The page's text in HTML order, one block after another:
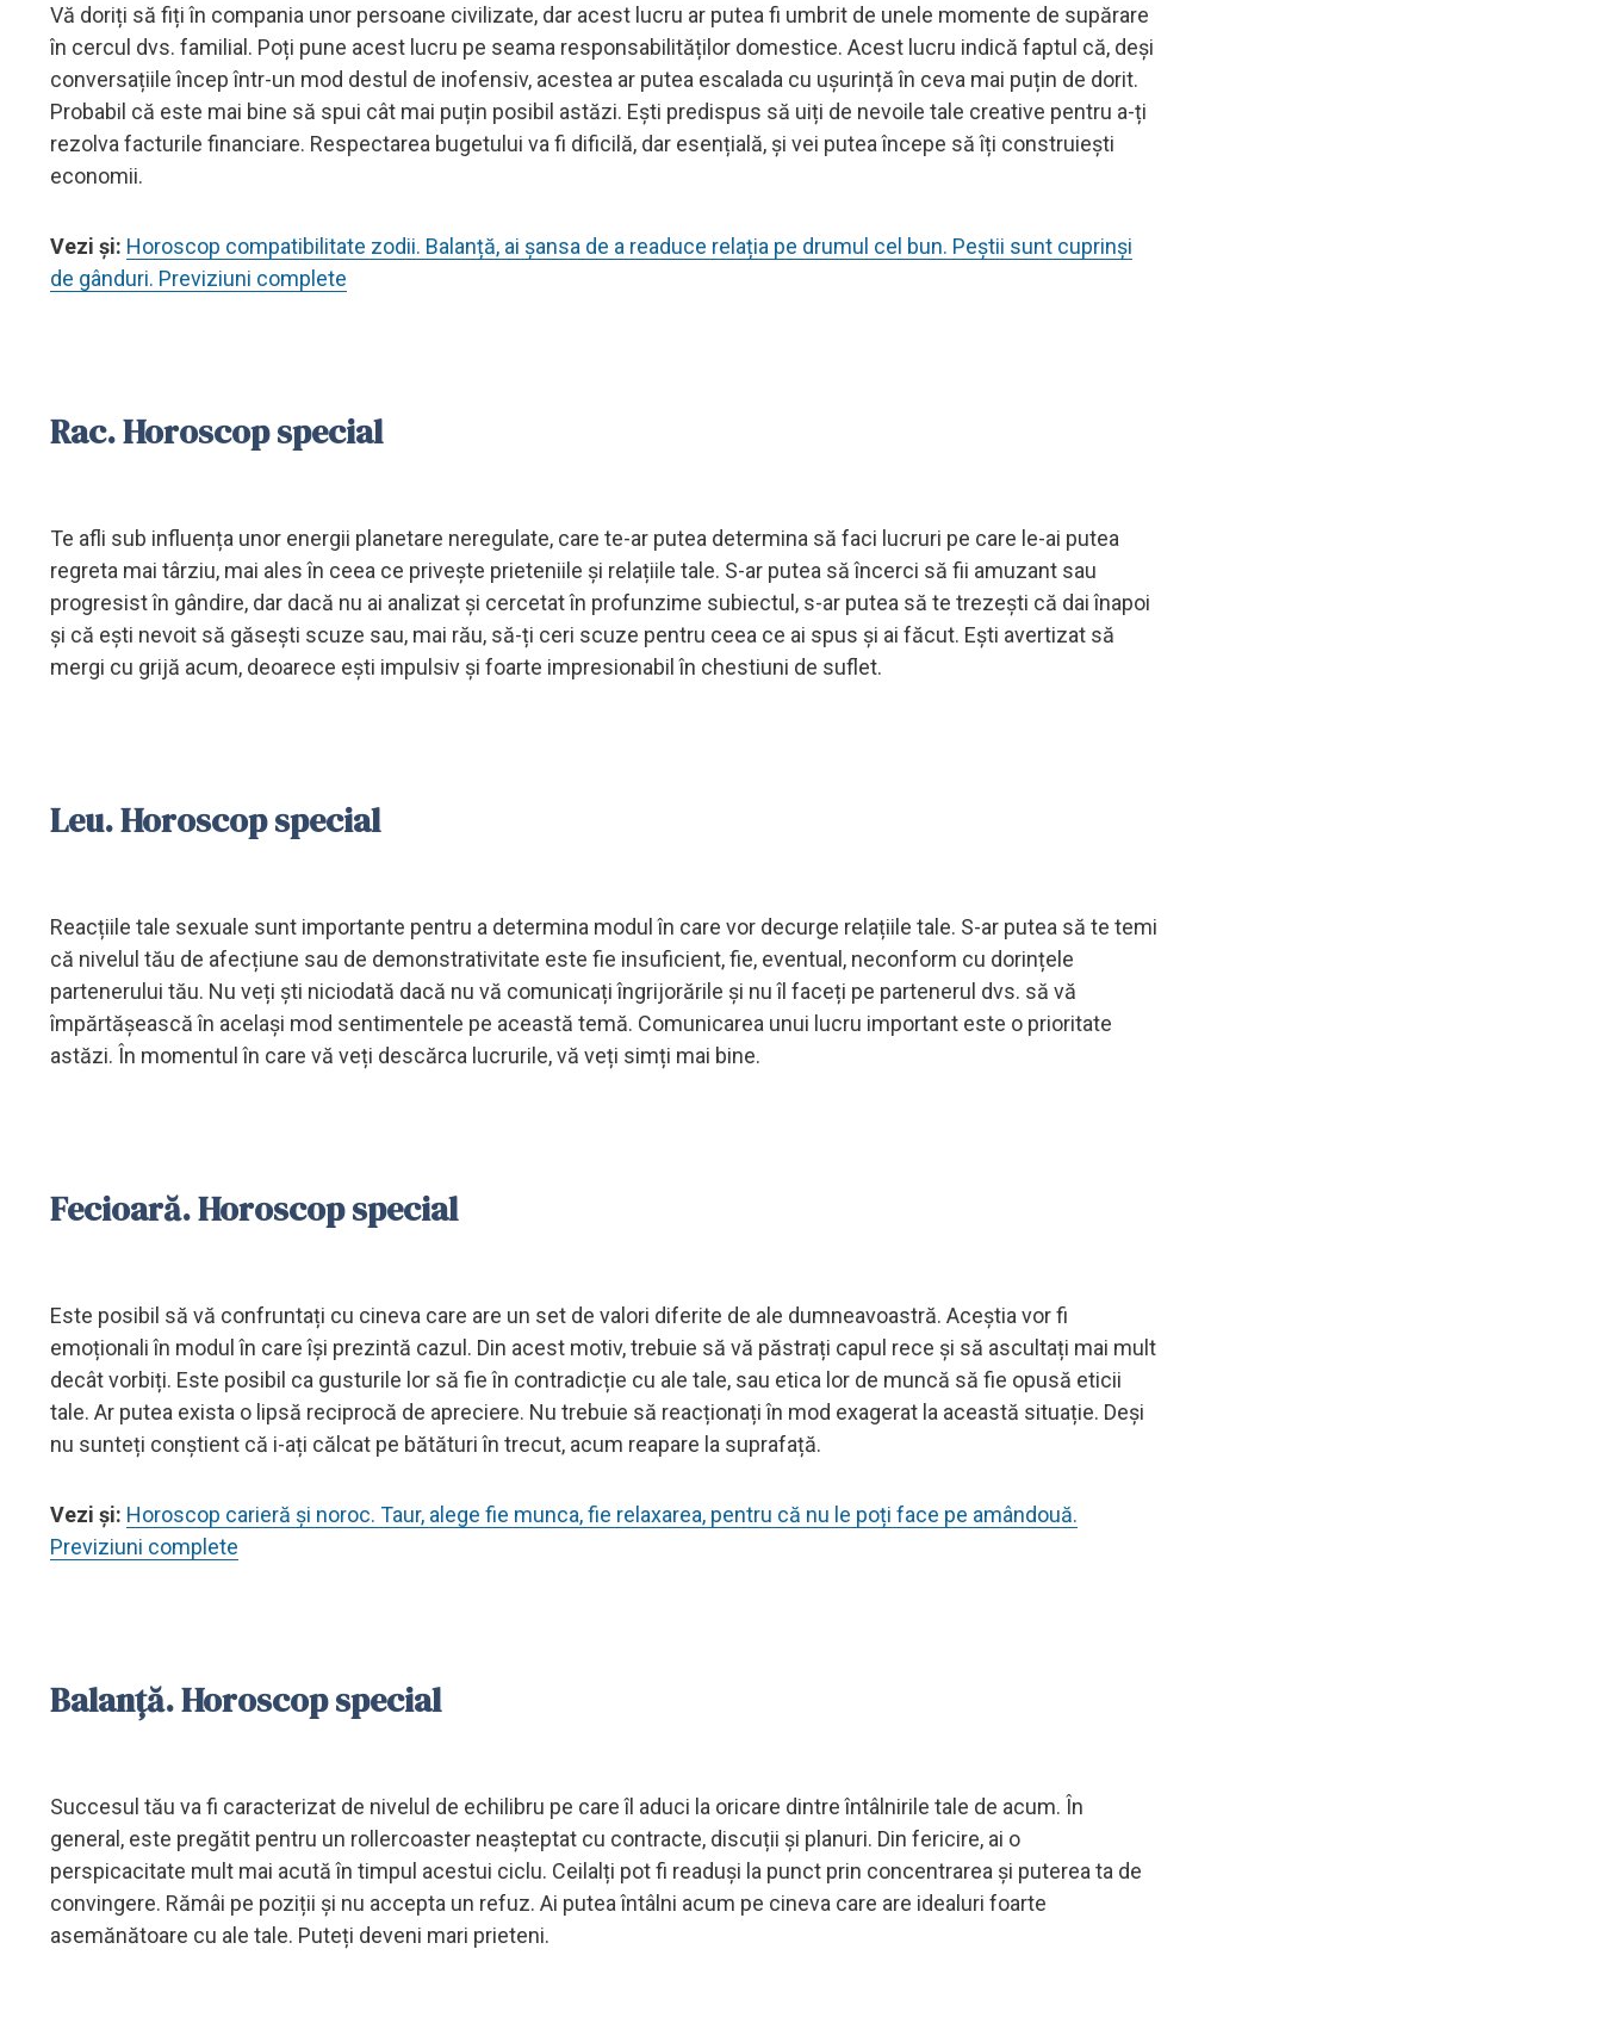
Vă doriți să fiți în compania unor persoane civilizate, dar acest lucru ar putea fi umbrit de unele momente de supărare
în cercul dvs. familial. Poți pune acest lucru pe seama responsabilităților domestice. Acest lucru indică faptul că, deși
conversațiile încep într-un mod destul de inofensiv, acestea ar putea escalada cu ușurință în ceva mai puțin de dorit.
Probabil că este mai bine să spui cât mai puțin posibil astăzi. Ești predispus să uiți de nevoile tale creative pentru a-ți
rezolva facturile financiare. Respectarea bugetului va fi dificilă, dar esențială, și vei putea începe să îți construiești
economii.
Vezi și: Horoscop compatibilitate zodii. Balanță, ai șansa de a readuce relația pe drumul cel bun. Peștii sunt cuprinși
de gânduri. Previziuni complete
Rac. Horoscop special
Te afli sub influența unor energii planetare neregulate, care te-ar putea determina să faci lucruri pe care le-ai putea
regreta mai târziu, mai ales în ceea ce privește prieteniile și relațiile tale. S-ar putea să încerci să fii amuzant sau
progresist în gândire, dar dacă nu ai analizat și cercetat în profunzime subiectul, s-ar putea să te trezești că dai înapoi
și că ești nevoit să găsești scuze sau, mai rău, să-ți ceri scuze pentru ceea ce ai spus și ai făcut. Ești avertizat să
mergi cu grijă acum, deoarece ești impulsiv și foarte impresionabil în chestiuni de suflet.
Leu. Horoscop special
Reacțiile tale sexuale sunt importante pentru a determina modul în care vor decurge relațiile tale. S-ar putea să te temi
că nivelul tău de afecțiune sau de demonstrativitate este fie insuficient, fie, eventual, neconform cu dorințele
partenerului tău. Nu veți ști niciodată dacă nu vă comunicați îngrijorările și nu îl faceți pe partenerul dvs. să vă
împărtășească în același mod sentimentele pe această temă. Comunicarea unui lucru important este o prioritate
astăzi. În momentul în care vă veți descărca lucrurile, vă veți simți mai bine.
Fecioară. Horoscop special
Este posibil să vă confruntați cu cineva care are un set de valori diferite de ale dumneavoastră. Aceștia vor fi
emoționali în modul în care își prezintă cazul. Din acest motiv, trebuie să vă păstrați capul rece și să ascultați mai mult
decât vorbiți. Este posibil ca gusturile lor să fie în contradicție cu ale tale, sau etica lor de muncă să fie opusă eticii
tale. Ar putea exista o lipsă reciprocă de apreciere. Nu trebuie să reacționați în mod exagerat la această situație. Deși
nu sunteți conștient că i-ați călcat pe bătături în trecut, acum reapare la suprafață.
Vezi și: Horoscop carieră și noroc. Taur, alege fie munca, fie relaxarea, pentru că nu le poți face pe amândouă.
Previziuni complete
Balanță. Horoscop special
Succesul tău va fi caracterizat de nivelul de echilibru pe care îl aduci la oricare dintre întâlnirile tale de acum. În
general, este pregătit pentru un rollercoaster neașteptat cu contracte, discuții și planuri. Din fericire, ai o
perspicacitate mult mai acută în timpul acestui ciclu. Ceilalți pot fi readuși la punct prin concentrarea și puterea ta de
convingere. Rămâi pe poziții și nu accepta un refuz. Ai putea întâlni acum pe cineva care are idealuri foarte
asemănătoare cu ale tale. Puteți deveni mari prieteni.